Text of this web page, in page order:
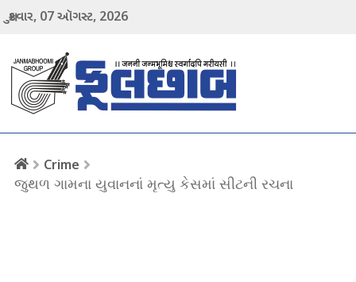
શુક્રવાર, 07ઑગસ્ટ, 2026
Crime
જુથળ ગામના યુવાનનાં મૃત્યુ કેસમાં સીટની રચના